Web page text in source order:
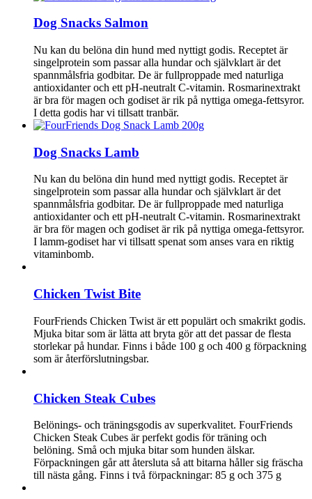
Dog Snacks Salmon
Nu kan du belöna din hund med nyttigt godis. Receptet är
singelprotein som passar alla hundar och självklart är det
spannmålsfria godbitar. De är fullproppade med naturliga
antioxidanter och ett pH-neutralt C-vitamin. Rosmarinextrakt
är bra för magen och godiset är rik på nyttiga omega-fettsyror.
I detta godis har vi tillsatt tranbär.
Dog Snacks Lamb
Nu kan du belöna din hund med nyttigt godis. Receptet är
singelprotein som passar alla hundar och självklart är det
spannmålsfria godbitar. De är fullproppade med naturliga
antioxidanter och ett pH-neutralt C-vitamin. Rosmarinextrakt
är bra för magen och godiset är rik på nyttiga omega-fettsyror.
I lamm-godiset har vi tillsatt spenat som anses vara en riktig
vitaminbomb.
Chicken Twist Bite
FourFriends Chicken Twist är ett populärt och smakrikt godis.
Mjuka bitar som är lätta att bryta gör att det passar de flesta
storlekar på hundar. Finns i både 100 g och 400 g förpackning
som är återförslutningsbar.
Chicken Steak Cubes
Belönings- och träningsgodis av superkvalitet. FourFriends
Chicken Steak Cubes är perfekt godis för träning och
belöning. Små och mjuka bitar som hunden älskar.
Förpackningen går att återsluta så att bitarna håller sig fräscha
till nästa gång. Finns i två förpackningar: 85 g och 375 g